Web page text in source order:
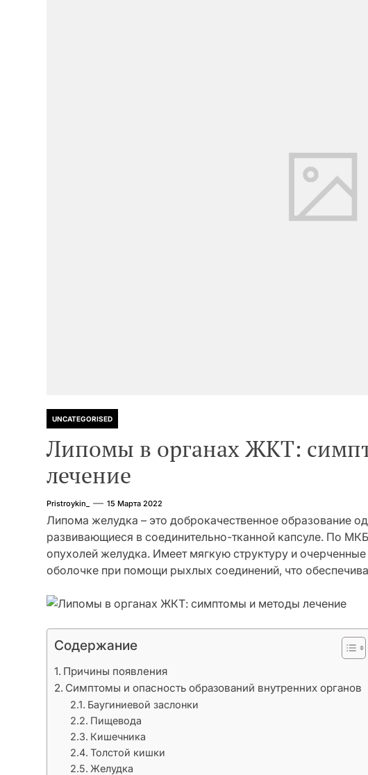
UNCATEGORISED
Липомы в органах ЖКТ:
лечение
Pristroykin_ 15 Марта 2022
Липома желудка – это доброкачественное образование
развивающиеся в соединительно-тканной капсуле. По
опухолей желудка. Имеет мягкую структуру и очерченные
оболочке при помощи рыхлых соединений, что
Содержание
Причины появления
Симптомы и опасность образований внутренних органов
Баугиниевой заслонки
Пищевода
Кишечника
Толстой кишки
Желудка